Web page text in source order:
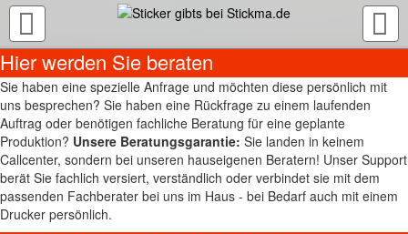
TOGGLE
NAVIGATION
Hier werden Sie beraten
Sie haben eine spezielle Anfrage und möchten diese persönlich mit
uns besprechen? Sie haben eine Rückfrage zu einem laufenden
Auftrag oder benötigen fachliche Beratung für eine geplante
Produktion? Unsere Beratungsgarantie: Sie landen in keinem
Callcenter, sondern bei unseren hauseigenen Beratern! Unser Support
berät Sie fachlich versiert, verständlich oder verbindet sie mit dem
passenden Fachberater bei uns im Haus - bei Bedarf auch mit einem
Drucker persönlich.